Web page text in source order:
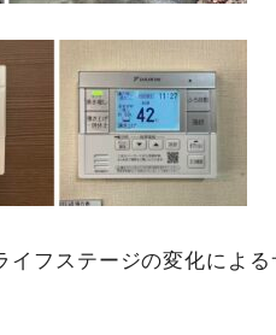
フステージの変化によ